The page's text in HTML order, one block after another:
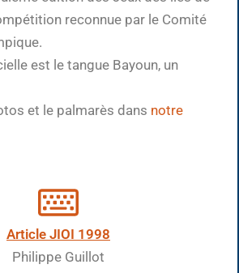
reconnue par le Comité
est le tangue Bayoun, un
et le palmarès dans notre
Article JIOI 1998
Philippe Guillot